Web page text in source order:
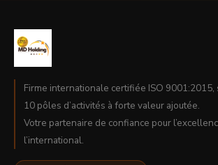
Firme internationale certifiée ISO 9001:2015,
10 pôles d’activités à forte valeur ajoutée.
Votre partenaire de confiance pour
l’international.